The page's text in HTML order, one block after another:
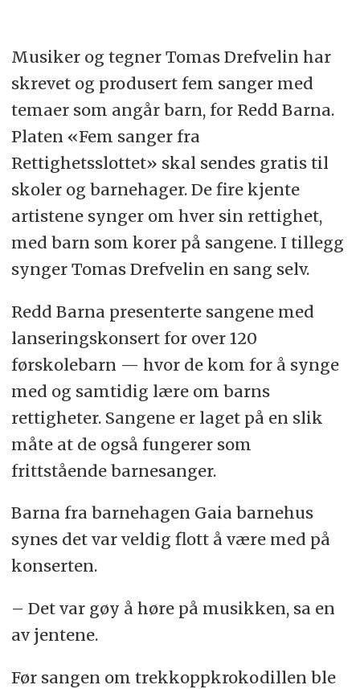
Musiker og tegner Tomas Drefvelin har
skrevet og produsert fem sanger med
temaer som angår barn, for Redd Barna.
Platen «Fem sanger fra
Rettighetsslottet» skal sendes gratis til
skoler og barnehager. De fire kjente
artistene synger om hver sin rettighet,
med barn som korer på sangene. I tillegg
synger Tomas Drefvelin en sang selv.
Redd Barna presenterte sangene med
lanseringskonsert for over 120
førskolebarn — hvor de kom for å synge
med og samtidig lære om barns
rettigheter. Sangene er laget på en slik
måte at de også fungerer som
frittstående barnesanger.
Barna fra barnehagen Gaia barnehus
synes det var veldig flott å være med på
konserten.
– Det var gøy å høre på musikken, sa en
av jentene.
Før sangen om trekkoppkrokodillen ble